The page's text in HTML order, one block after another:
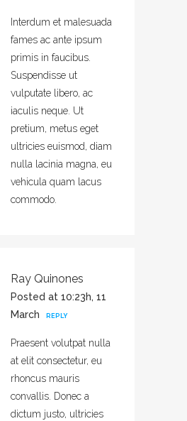
Interdum et malesuada
fames ac ante ipsum
primis in faucibus.
Suspendisse ut
vulputate libero, ac
iaculis neque. Ut
pretium, metus eget
ultricies euismod, diam
nulla lacinia magna, eu
vehicula quam lacus
commodo.
Ray Quinones
Posted at 10:23h, 11
March
REPLY
Praesent volutpat nulla
at elit consectetur, eu
rhoncus mauris
convallis. Donec a
dictum justo, ultricies